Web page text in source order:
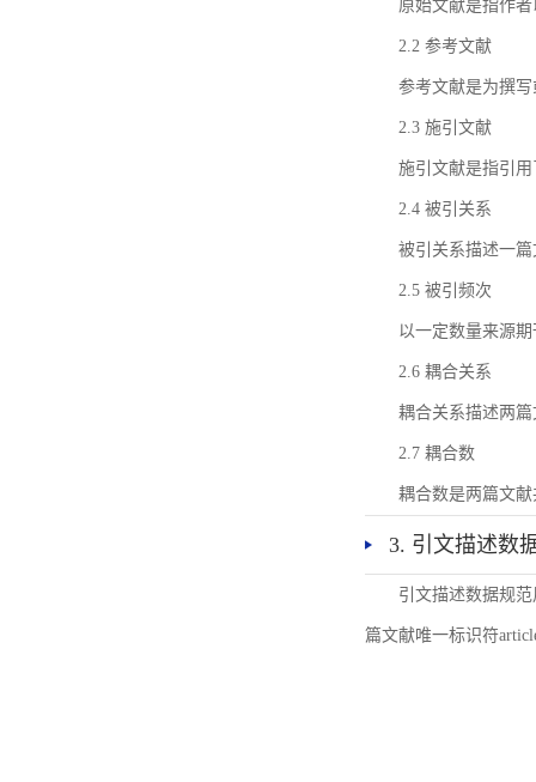
原始文献是指作
2.2 参考文献
参考文献是为撰
2.3 施引文献
施引文献是指引
2.4 被引关系
被引关系描述一
2.5 被引频次
以一定数量来源
2.6 耦合关系
耦合关系描述两
2.7 耦合数
耦合数是两篇文
3. 引文描述数
引文描述数据规
篇文献唯一标识符